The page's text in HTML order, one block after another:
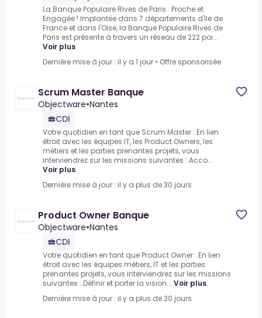
La Banque Populaire Rives de Paris : Proche et
Engagée !.Implantée dans 7 départements d'Ile de
France et dans l'Oise, la Banque Populaire Rives de
Paris est présente à travers un réseau de 222 poi...
Voir plus
Dernière mise à jour : il y a 1 jour • Offre sponsorisée
Scrum Master Banque
Objectware•Nantes
CDI
Votre quotidien en tant que Scrum Master :.En lien
étroit avec les équipes IT, les Product Owners, les
métiers et les parties prenantes projets, vous
interviendrez sur les missions suivantes :.Acco...
Voir plus
Dernière mise à jour : il y a plus de 30 jours
Product Owner Banque
Objectware•Nantes
CDI
Votre quotidien en tant que Product Owner :.En lien
étroit avec les équipes métiers, IT et les parties
prenantes projets, vous interviendrez sur les missions
suivantes :.Définir et porter la vision... Voir plus
Dernière mise à jour : il y a plus de 30 jours